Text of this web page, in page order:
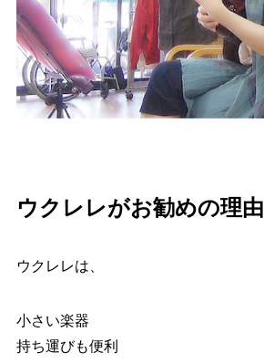
ウクレレがお勧めの理由
ウクレレは、
小さい楽器
持ち運びも便利